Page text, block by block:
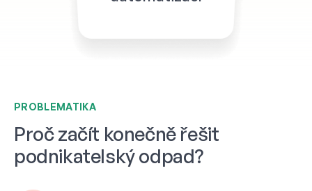
PROBLEMATIKA
Proč začít konečně řešit
podnikatelský odpad?